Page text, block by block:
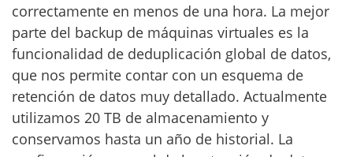
correctamente en menos de una hora. La mejor
parte del backup de máquinas virtuales es la
funcionalidad de deduplicación global de datos,
que nos permite contar con un esquema de
retención de datos muy detallado. Actualmente
utilizamos 20 TB de almacenamiento y
conservamos hasta un año de historial. La